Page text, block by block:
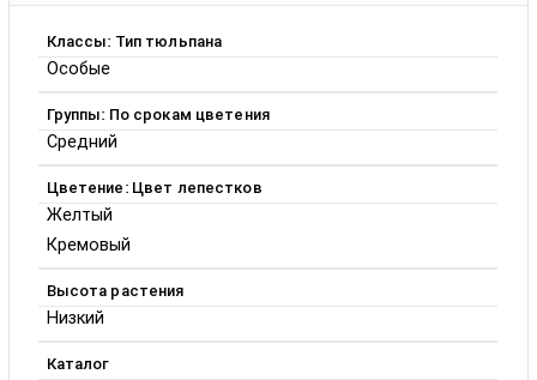
Классы: Тип тюльпана
Особые
Группы: По срокам цветения
Средний
Цветение: Цвет лепестков
Желтый
Кремовый
Высота растения
Низкий
Каталог